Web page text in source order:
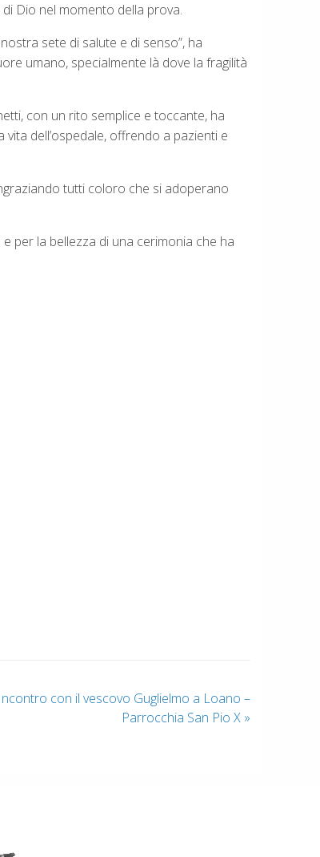
Dio nel momento della prova.
sete di salute e di senso”, ha
umano, specialmente là dove la fragilità
con un rito semplice e toccante, ha
dell’ospedale, offrendo a pazienti e
tutti coloro che si adoperano
per la bellezza di una cerimonia che ha
con il vescovo Guglielmo a Loano –
Parrocchia San Pio X »